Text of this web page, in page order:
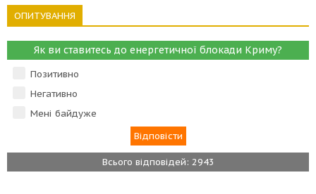
ОПИТУВАННЯ
Як ви ставитесь до енергетичної блокади Криму?
Позитивно
Негативно
Мені байдуже
Всього відповідей: 2943